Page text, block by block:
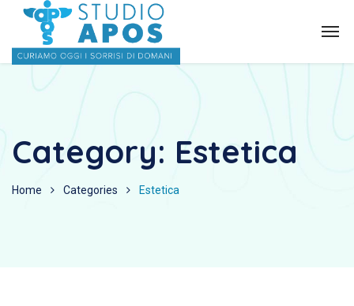
Category: Estetica
Home Categories Estetica